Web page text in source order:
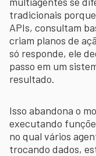
tradicionais
APIs, consultam
criam planos de
só responde, ele
passo em um
resultado.
Isso abandona o
executando
no qual vários
trocando dados,